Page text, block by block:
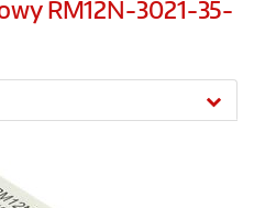
RM12N-3021-35-